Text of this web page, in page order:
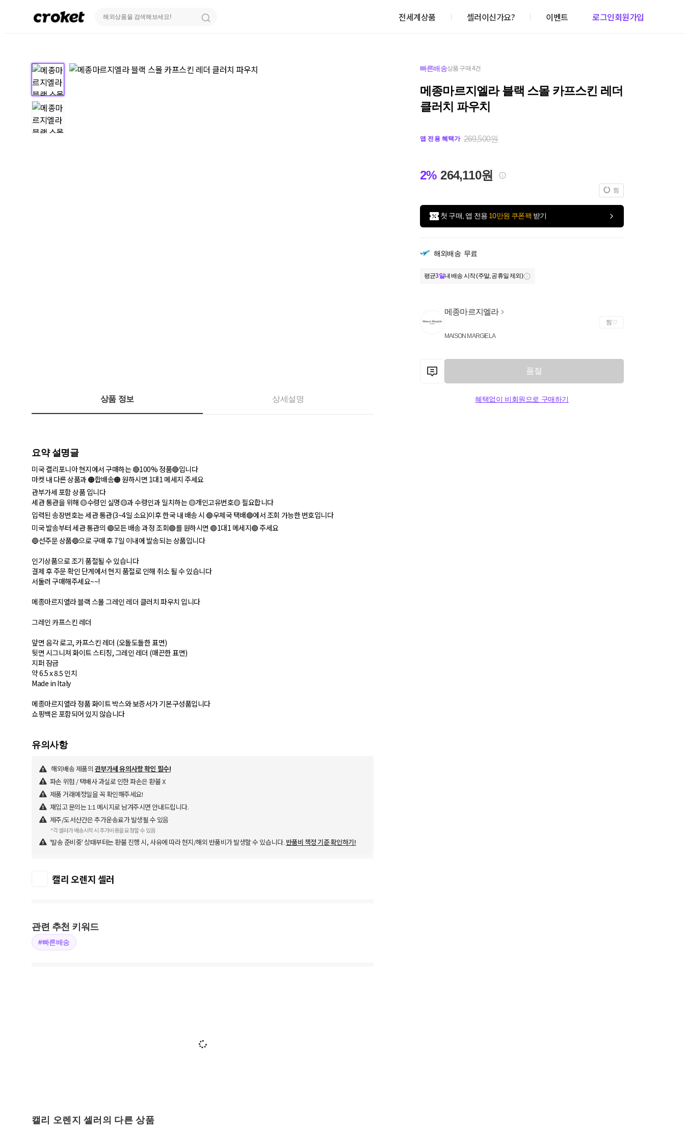
전세계상품 셀러이신가요? 이벤트 로그인회원가입
빠른배송상품 구매 4건
메종마르지엘라 블랙 스몰 카프스킨 레더
클러치 파우치
앱 전용 혜택가 269,500원
2% 264,110원
찜
첫 구매, 앱 전용 10만원 쿠폰팩 받기
해외배송 무료
평균3일내 배송 시작 (주말, 공휴일 제외)
메종마르지엘라
MAISON MARGIELA
찜
품절
혜택없이 비회원으로 구매하기
상품 정보 상세설명
요약 설명글
미국 캘리포니아 현지에서 구매하는 🔴100% 정품🔴입니다
마켓 내 다른 상품과 🟠합배송🟠 원하시면 1대1 메세지 주세요
관부가세 포함 상품 입니다
세관 통관을 위해 🟡수령인 실명🟡과 수령인과 일치하는 🟡개인고유번호🟡 필요합니다
입력된 송장번호는 세관 통관(3~4일 소요)이후 한국 내 배송 시 🟢우체국 택배🟢에서 조회 가능한 번호입니다
미국 발송부터 세관 통관의 🟣모든 배송 과정 조회🟣를 원하시면 🟣1대1 메세지🟣 주세요
🔵선주문 상품🔵으로 구매 후 7일 이내에 발송되는 상품입니다
인기상품으로 조기 품절될 수 있습니다
결제 후 주문 확인 단계에서 현지 품절로 인해 취소 될 수 있습니다
서둘러 구매해주세요~~!
메종마르지엘라 블랙 스몰 그레인 레더 클러치 파우치 입니다
그레인 카프스킨 레더
앞면 음각 로고, 카프스킨 레더 (오돌도돌한 표면)
뒷면 시그니쳐 화이트 스티칭, 그레인 레더 (매끈한 표면)
지퍼 잠금
약 6.5 x 8.5 인치
Made in Italy
메종마르지엘라 정품 화이트 박스와 보증서가 기본구성품입니다
쇼핑백은 포함되어 있지 않습니다
유의사항
해외배송 제품의 관부가세 유의사항 확인 필수!
파손 위험 / 택배사 과실로 인한 파손은 환불 X
제품 거래예정일을 꼭 확인해주세요!
재입고 문의는 1:1 메시지로 남겨주시면 안내드립니다.
제주/도서산간은 추가운송료가 발생될 수 있음
*각 셀러가 배송시작 시 추가비용을 요청할 수 있음
'발송 준비중' 상태부터는 환불 진행 시, 사유에 따라 현지/해외 반품비가 발생할 수 있습니다. 반품비 책정 기준 확인하기!
캘리 오렌지 셀러
관련 추천 키워드
#빠른배송
캘리 오렌지 셀러의 다른 상품